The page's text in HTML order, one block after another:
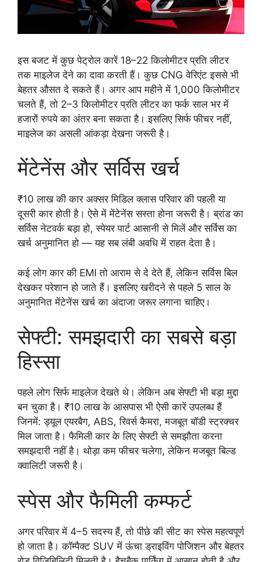
इस बजट में कुछ पेट्रोल कारें 18–22 किलोमीटर प्रति लीटर
तक माइलेज देने का दावा करती हैं। कुछ CNG वेरिएंट इससे भी
बेहतर औसत दे सकते हैं। अगर आप महीने में 1,000 किलोमीटर
चलते हैं, तो 2–3 किलोमीटर प्रति लीटर का फर्क साल भर में
हजारों रुपये का अंतर बना सकता है। इसलिए सिर्फ फीचर नहीं,
माइलेज का असली आंकड़ा देखना जरूरी है।
मेंटेनेंस और सर्विस खर्च
₹10 लाख की कार अक्सर मिडिल क्लास परिवार की पहली या
दूसरी कार होती है। ऐसे में मेंटेनेंस सस्ता होना जरूरी है। ब्रांड का
सर्विस नेटवर्क बड़ा हो, स्पेयर पार्ट आसानी से मिलें और सर्विस का
खर्च अनुमानित हो — यह सब लंबी अवधि में राहत देता है।
कई लोग कार की EMI तो आराम से दे देते हैं, लेकिन सर्विस बिल
देखकर परेशान हो जाते हैं। इसलिए खरीदने से पहले 5 साल के
अनुमानित मेंटेनेंस खर्च का अंदाजा जरूर लगाना चाहिए।
सेफ्टी: समझदारी का सबसे बड़ा
हिस्सा
पहले लोग सिर्फ माइलेज देखते थे। लेकिन अब सेफ्टी भी बड़ा मुद्दा
बन चुका है। ₹10 लाख के आसपास भी ऐसी कारें उपलब्ध हैं
जिनमें: ड्यूल एयरबैग, ABS, रिवर्स कैमरा, मजबूत बॉडी स्ट्रक्चर
मिल जाता है। फैमिली कार के लिए सेफ्टी से समझौता करना
समझदारी नहीं है। थोड़ा कम फीचर चलेगा, लेकिन मजबूत बिल्ड
क्वालिटी जरूरी है।
स्पेस और फैमिली कम्फर्ट
अगर परिवार में 4–5 सदस्य हैं, तो पीछे की सीट का स्पेस महत्वपूर्ण
हो जाता है। कॉम्पैक्ट SUV में ऊंचा ड्राइविंग पोजिशन और बेहतर